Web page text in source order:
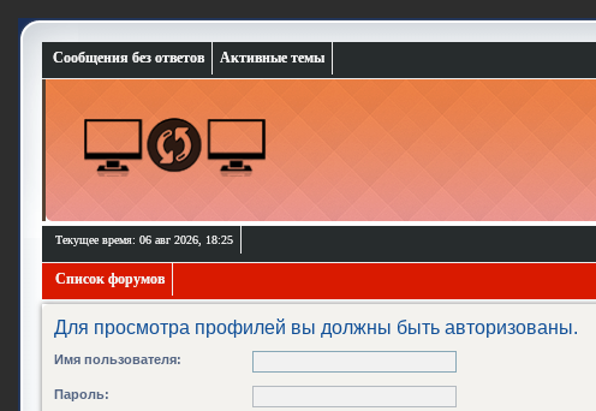
Сообщения без ответов Активные темы
Текущее время: 06 авг 2026, 18:25
Список форумов
Для просмотра профилей вы должны быть авторизованы.
Имя пользователя:
Пароль: